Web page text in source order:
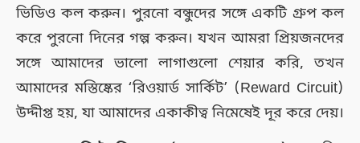
ভিডিও কল করুন। পুরনো বন্ধুদের সঙ্গে একটি গ্রুপ কল
করে পুরনো দিনের গল্প করুন। যখন আমরা প্রিয়জনদের
সঙ্গে আমাদের ভালো লাগাগুলো শেয়ার করি, তখন
আমাদের মস্তিষ্কের ‘রিওয়ার্ড সার্কিট’ (Reward Circuit)
উদ্দীপ্ত হয়, যা আমাদের একাকীত্ব নিমেষেই দূর করে দেয়।